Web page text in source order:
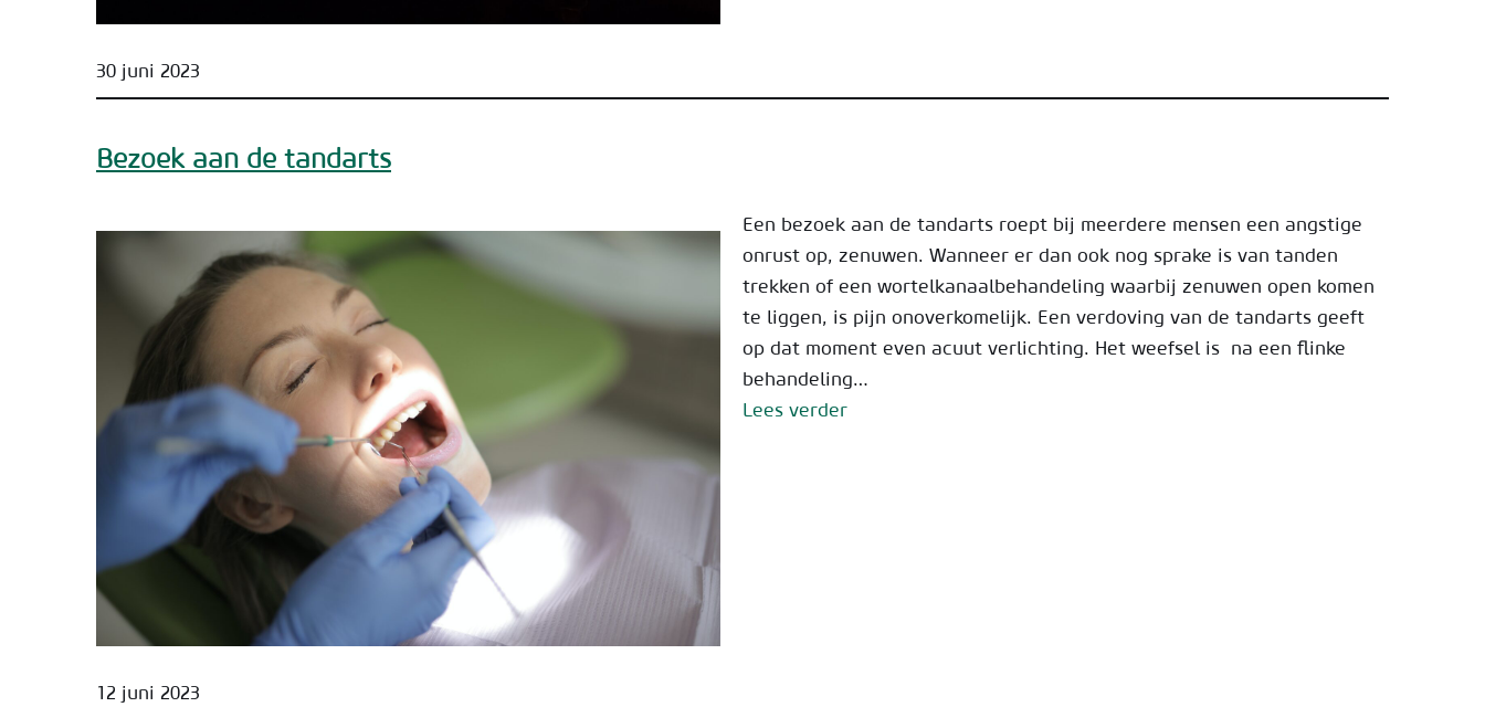
30 juni 2023
Bezoek aan de tandarts
12 juni 2023
Een bezoek aan de tandarts roept bij meerdere mensen een angstige
onrust op, zenuwen. Wanneer er dan ook nog sprake is van tanden
trekken of een wortelkanaalbehandeling waarbij zenuwen open komen
te liggen, is pijn onoverkomelijk. Een verdoving van de tandarts geeft
op dat moment even acuut verlichting. Het weefsel is na een flinke
behandeling…
Lees verder